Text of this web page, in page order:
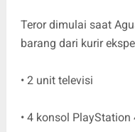
Teror dimulai saat
barang dari kurir
• 2 unit televisi
• 4 konsol PlayStation